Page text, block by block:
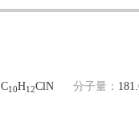
C10H12ClN 分子量：